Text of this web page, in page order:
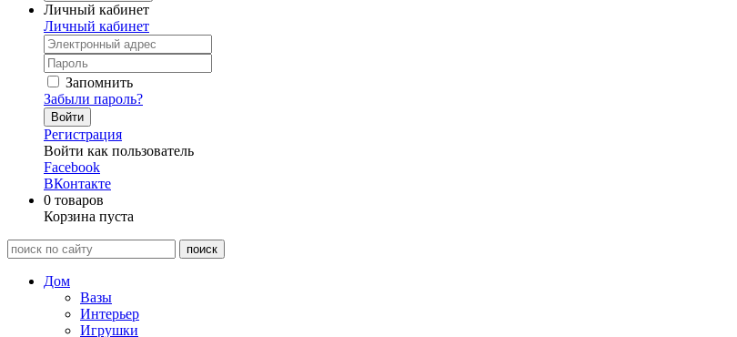
Личный кабинет
Личный кабинет
Запомнить
Забыли пароль?
Войти
Регистрация
Войти как пользователь
Facebook
ВКонтакте
0 товаров
Корзина пуста
Дом
Вазы
Интерьер
Игрушки